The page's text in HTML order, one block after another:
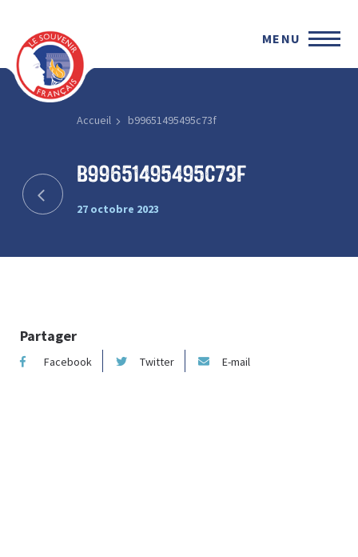
MENU
Accueil b99651495495c73f
b99651495495c73f
27 octobre 2023
Partager
Facebook Twitter E-mail